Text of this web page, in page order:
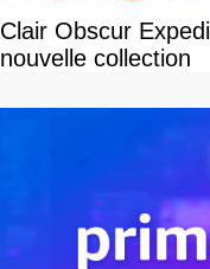
Clair Obscur
nouvelle collection